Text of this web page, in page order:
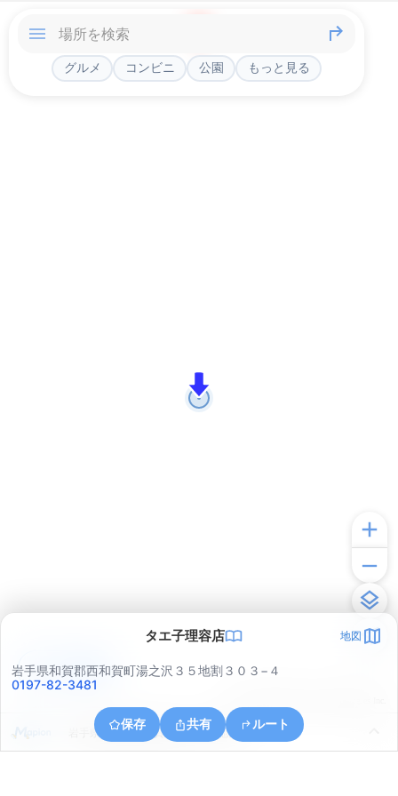
グルメ コンビニ 公園 もっと見る
タエ子理容店 地図
岩手県和賀郡西和賀町湯之沢３５地割３０３−４
0197-82-3481
保存 共有 ルート
岩手県和賀郡西和賀町大沓３６地割
アプリで見る